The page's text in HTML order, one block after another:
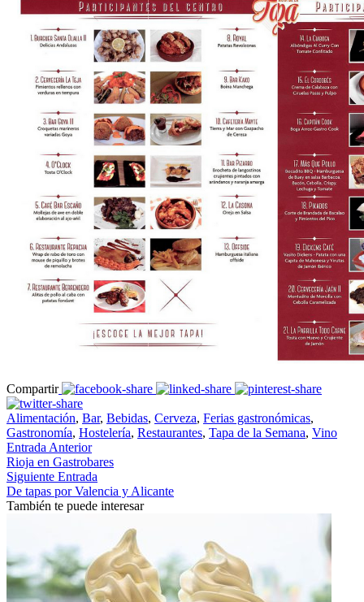
Compartir
Alimentación, Bar, Bebidas, Cerveza, Ferias gastronómicas,
Gastronomía, Hostelería, Restaurantes, Tapa de la Semana, Vino
Entrada Anterior
Rioja en Gastrobares
Siguiente Entrada
De tapas por Valencia y Alicante
También te puede interesar